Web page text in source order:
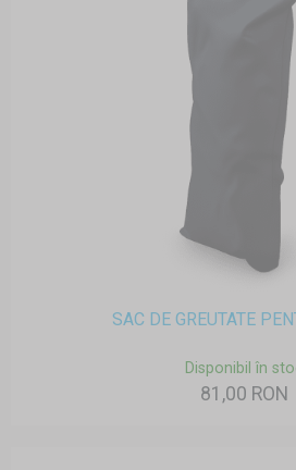
SAC DE GREUTATE
Disponibil în
81,00 RON